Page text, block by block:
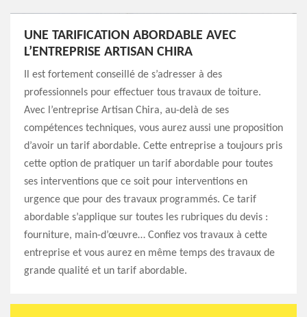
UNE TARIFICATION ABORDABLE AVEC
L’ENTREPRISE ARTISAN CHIRA
Il est fortement conseillé de s’adresser à des
professionnels pour effectuer tous travaux de toiture.
Avec l’entreprise Artisan Chira, au-delà de ses
compétences techniques, vous aurez aussi une proposition
d’avoir un tarif abordable. Cette entreprise a toujours pris
cette option de pratiquer un tarif abordable pour toutes
ses interventions que ce soit pour interventions en
urgence que pour des travaux programmés. Ce tarif
abordable s’applique sur toutes les rubriques du devis :
fourniture, main-d’œuvre… Confiez vos travaux à cette
entreprise et vous aurez en même temps des travaux de
grande qualité et un tarif abordable.